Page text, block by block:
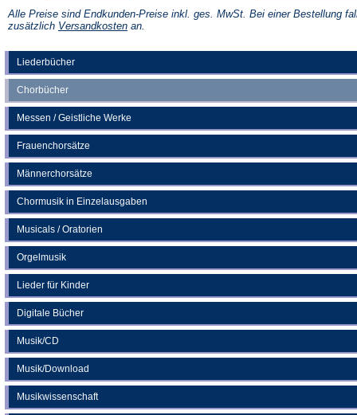
Liederbücher
Chorbücher
Messen / Geistliche Werke
Frauenchorsätze
Männerchorsätze
Chormusik in Einzelausgaben
Musicals / Oratorien
Orgelmusik
Lieder für Kinder
Digitale Bücher
Musik/CD
Musik/Download
Musikwissenschaft
einem
neuen
Alle Preise sind Endkunden-Preise inkl. ges. MwSt. Bei einer Bestellung
zusätzlich Versandkosten(Öffnet
an.